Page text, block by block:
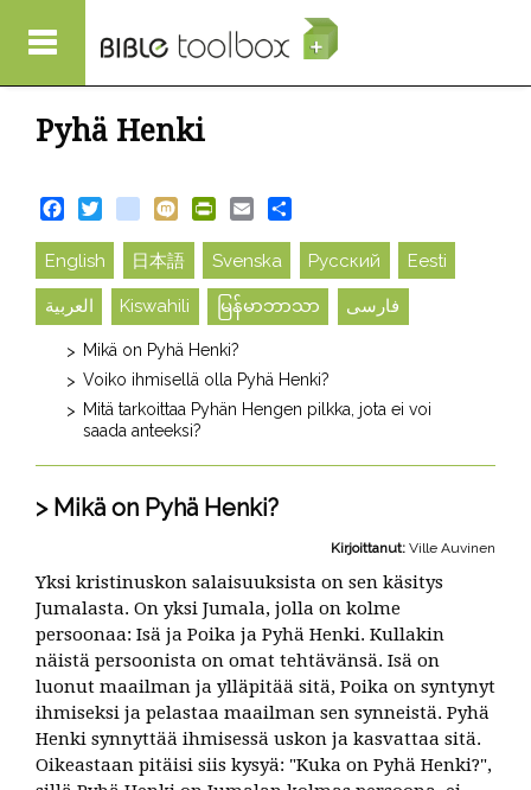
Pyhä Henki
FacebookTwitterblogger_post
Mixi PrintFriendly
Email
English 日本語 Svenska Русский Eesti
العربية Kiswahili မြန်မာဘာသာ فارسی
Mikä on Pyhä Henki?
Voiko ihmisellä olla Pyhä Henki?
Mitä tarkoittaa Pyhän Hengen pilkka, jota ei voi
saada anteeksi?
Mikä on Pyhä Henki?
Kirjoittanut: Ville Auvinen
Yksi kristinuskon salaisuuksista on sen käsitys
Jumalasta. On yksi Jumala, jolla on kolme
persoonaa: Isä ja Poika ja Pyhä Henki. Kullakin
näistä persoonista on omat tehtävänsä. Isä on
luonut maailman ja ylläpitää sitä, Poika on syntynyt
ihmiseksi ja pelastaa maailman sen synneistä. Pyhä
Henki synnyttää ihmisessä uskon ja kasvattaa sitä.
Oikeastaan pitäisi siis kysyä: "Kuka on Pyhä Henki?",